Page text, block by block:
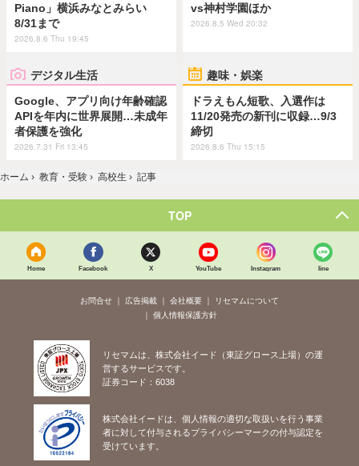
Piano」横浜みなとみらい
8/31まで
2026.8.6 Thu 19:45
vs神村学園ほか
2026.8.5 Wed 20:32
デジタル生活
Google、アプリ向け年齢確認
APIを年内に世界展開…未成年
者保護を強化
2026.7.31 Fri 13:45
趣味・娯楽
ドラえもん短歌、入選作は
11/20発売の新刊に収録…9/3
締切
2026.8.6 Thu 15:15
ホーム › 教育・受験 › 高校生 › 記事
TOP
Home Facebook X YouTube Instagram line
お問合せ 広告掲載 会社概要
リセマムについて
個人情報保護方針
リセマムは、株式会社イード（東証グロース上場）の運
営するサービスです。
証券コード：6038
株式会社イードは、個人情報の適切な取扱いを行う事業
者に対して付与されるプライバシーマークの付与認定を
受けています。